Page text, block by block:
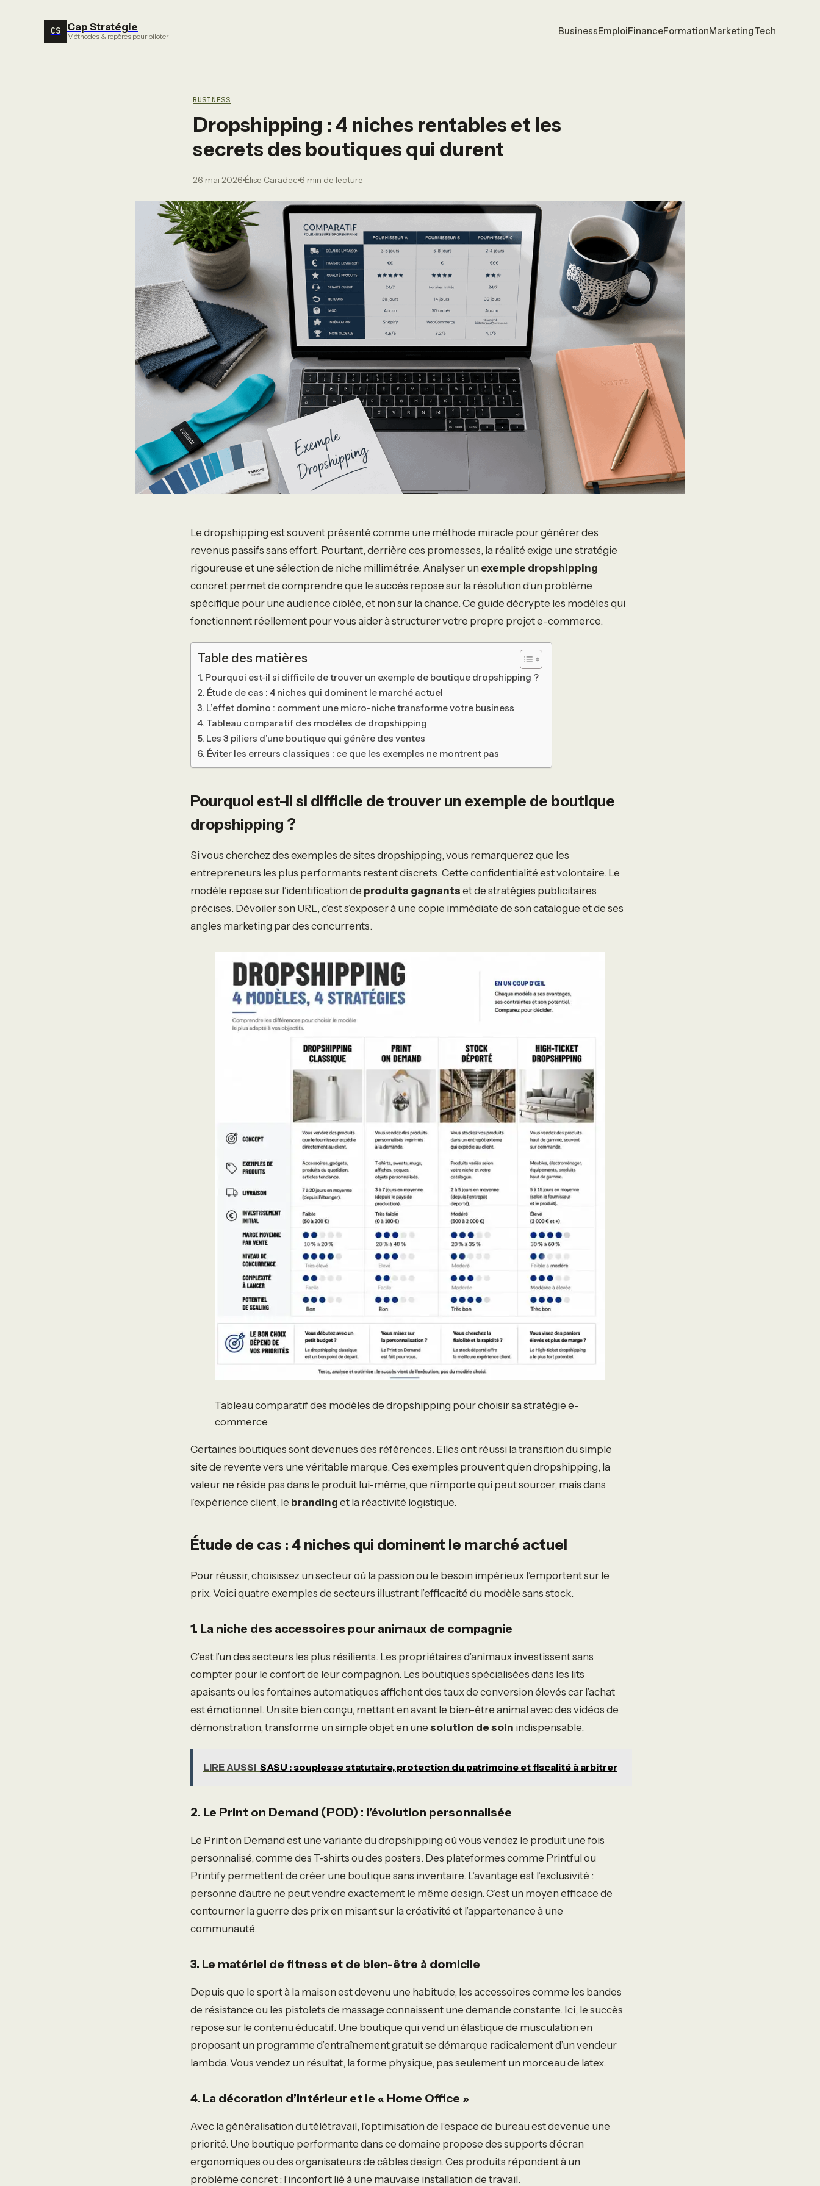
CS Cap Stratégie
Méthodes & repères pour piloter BusinessEmploiFinanceFormationMarketingTech
BUSINESS
Dropshipping : 4 niches rentables et les
secrets des boutiques qui durent
26 mai 2026
·
Élise Caradec
·
6 min de lecture
Le dropshipping est souvent présenté comme une méthode miracle pour générer des
revenus passifs sans effort. Pourtant, derrière ces promesses, la réalité exige une stratégie
rigoureuse et une sélection de niche millimétrée. Analyser un exemple dropshipping
concret permet de comprendre que le succès repose sur la résolution d’un problème
spécifique pour une audience ciblée, et non sur la chance. Ce guide décrypte les modèles qui
fonctionnent réellement pour vous aider à structurer votre propre projet e-commerce.
Table des matières
Pourquoi est-il si difficile de trouver un exemple de boutique dropshipping ?
Étude de cas : 4 niches qui dominent le marché actuel
L’effet domino : comment une micro-niche transforme votre business
Tableau comparatif des modèles de dropshipping
Les 3 piliers d’une boutique qui génère des ventes
Éviter les erreurs classiques : ce que les exemples ne montrent pas
Pourquoi est-il si difficile de trouver un exemple de boutique
dropshipping ?
Si vous cherchez des exemples de sites dropshipping, vous remarquerez que les
entrepreneurs les plus performants restent discrets. Cette confidentialité est volontaire. Le
modèle repose sur l’identification de produits gagnants et de stratégies publicitaires
précises. Dévoiler son URL, c’est s’exposer à une copie immédiate de son catalogue et de ses
angles marketing par des concurrents.
Tableau comparatif des modèles de dropshipping pour choisir sa stratégie e-
commerce
Certaines boutiques sont devenues des références. Elles ont réussi la transition du simple
site de revente vers une véritable marque. Ces exemples prouvent qu’en dropshipping, la
valeur ne réside pas dans le produit lui-même, que n’importe qui peut sourcer, mais dans
l’expérience client, le branding et la réactivité logistique.
Étude de cas : 4 niches qui dominent le marché actuel
Pour réussir, choisissez un secteur où la passion ou le besoin impérieux l’emportent sur le
prix. Voici quatre exemples de secteurs illustrant l’efficacité du modèle sans stock.
1. La niche des accessoires pour animaux de compagnie
C’est l’un des secteurs les plus résilients. Les propriétaires d’animaux investissent sans
compter pour le confort de leur compagnon. Les boutiques spécialisées dans les lits
apaisants ou les fontaines automatiques affichent des taux de conversion élevés car l’achat
est émotionnel. Un site bien conçu, mettant en avant le bien-être animal avec des vidéos de
démonstration, transforme un simple objet en une solution de soin indispensable.
LIRE AUSSI SASU : souplesse statutaire, protection du patrimoine et fiscalité à arbitrer
2. Le Print on Demand (POD) : l’évolution personnalisée
Le Print on Demand est une variante du dropshipping où vous vendez le produit une fois
personnalisé, comme des T-shirts ou des posters. Des plateformes comme Printful ou
Printify permettent de créer une boutique sans inventaire. L’avantage est l’exclusivité :
personne d’autre ne peut vendre exactement le même design. C’est un moyen efficace de
contourner la guerre des prix en misant sur la créativité et l’appartenance à une
communauté.
3. Le matériel de fitness et de bien-être à domicile
Depuis que le sport à la maison est devenu une habitude, les accessoires comme les bandes
de résistance ou les pistolets de massage connaissent une demande constante. Ici, le succès
repose sur le contenu éducatif. Une boutique qui vend un élastique de musculation en
proposant un programme d’entraînement gratuit se démarque radicalement d’un vendeur
lambda. Vous vendez un résultat, la forme physique, pas seulement un morceau de latex.
4. La décoration d’intérieur et le « Home Office »
Avec la généralisation du télétravail, l’optimisation de l’espace de bureau est devenue une
priorité. Une boutique performante dans ce domaine propose des supports d’écran
ergonomiques ou des organisateurs de câbles design. Ces produits répondent à un
problème concret : l’inconfort lié à une mauvaise installation de travail.